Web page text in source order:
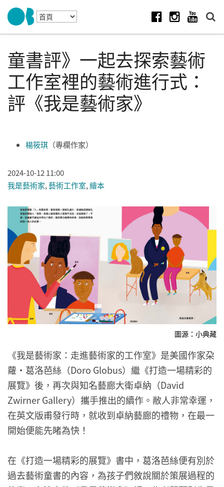
Skip to navigation
移至主內容
童書評》一起去探索藝術
工作室裡的藝術進行式：
評《我是藝術家》
楊筱琪 （專欄作家）
2024-10-12 11:00
我是藝術家, 藝術工作室,繪本
圖源：小典藏
《我是藝術家：走進藝術家的工作室》是美國作家朶
蘿・葛洛芭絲（Doro Globus）繼《打造一場精彩的
展覽》後，再次與知名藝廊大衛卓納（David
Zwirner Gallery）攜手推出的續作。敝人非常幸運，
在英文版甫發行時，就收到卓納藝廊的禮物，在最一
開始便能先睹為快！
在《打造一場精彩的展覽》書中，葛洛芭絲便有別於
過去藝術童書的內容，為孩子們敘說關於策展過程的